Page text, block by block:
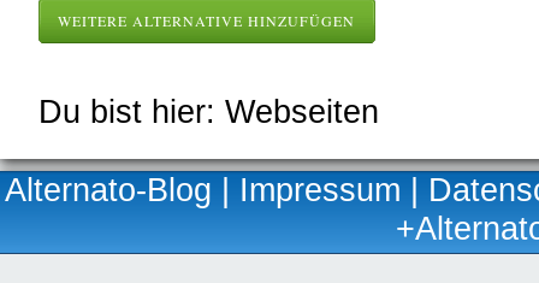
WEITERE ALTERNATIVE HINZUFÜGEN
Du bist hier: Webseiten
Alternato-Blog | Impressum |